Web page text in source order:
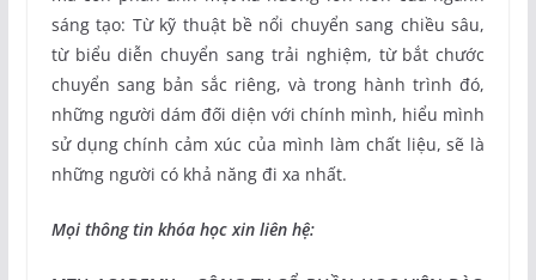
sáng tạo: Từ kỹ thuật bề nổi chuyển sang chiều sâu,
từ biểu diễn chuyển sang trải nghiệm, từ bắt chước
chuyển sang bản sắc riêng, và trong hành trình đó,
những người dám đối diện với chính mình, hiểu mình
sử dụng chính cảm xúc của mình làm chất liệu, sẽ là
những người có khả năng đi xa nhất.
Mọi thông tin khóa học xin liên hệ: